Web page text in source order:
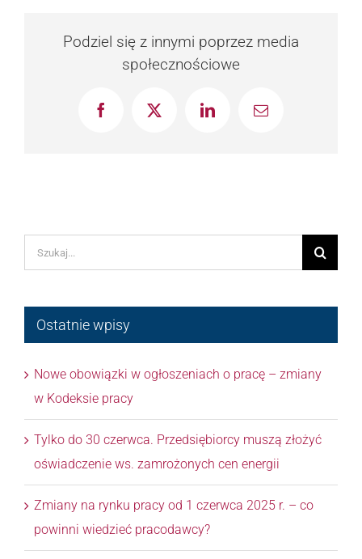
Podziel się z innymi poprzez media
społecznościowe
FacebookX LinkedInEmail
Szukaj
Ostatnie wpisy
Nowe obowiązki w ogłoszeniach o pracę – zmiany
w Kodeksie pracy
Tylko do 30 czerwca. Przedsiębiorcy muszą złożyć
oświadczenie ws. zamrożonych cen energii
Zmiany na rynku pracy od 1 czerwca 2025 r. – co
powinni wiedzieć pracodawcy?